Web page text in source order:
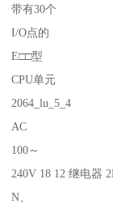
带有30个
I/O点的
E□□型
CPU单元
2064_lu_5_4
AC
100～
240V 18 12 继电器
N、